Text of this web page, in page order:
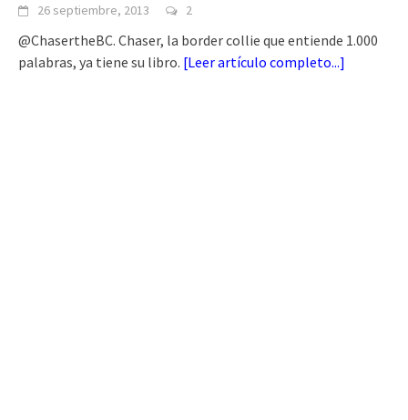
26 septiembre, 2013 2
@ChasertheBC. Chaser, la border collie que entiende 1.000
palabras, ya tiene su libro. [Leer artículo completo...]